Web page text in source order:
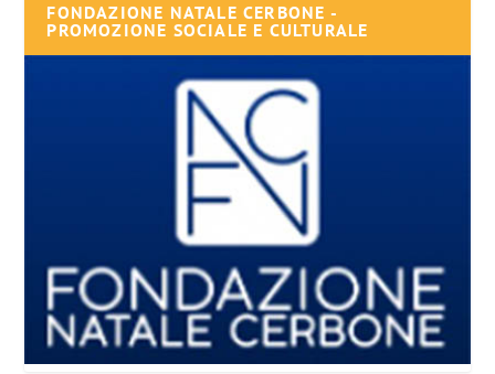
FONDAZIONE NATALE CERBONE -
PROMOZIONE SOCIALE E CULTURALE